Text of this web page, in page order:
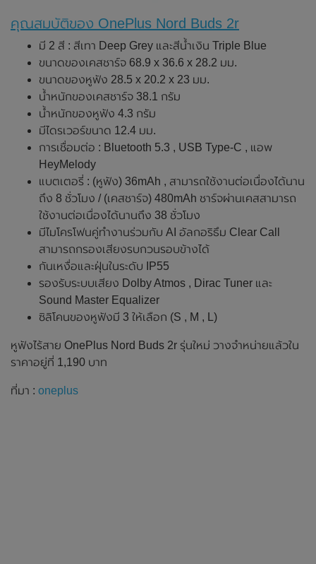
คุณสมบัติของ OnePlus Nord Buds 2r
มี 2 สี : สีเทา Deep Grey และสีน้ำเงิน Triple Blue
ขนาดของเคสชาร์จ 68.9 x 36.6 x 28.2 มม.
ขนาดของหูฟัง 28.5 x 20.2 x 23 มม.
น้ำหนักของเคสชาร์จ 38.1 กรัม
น้ำหนักของหูฟัง 4.3 กรัม
มีไดรเวอร์ขนาด 12.4 มม.
การเชื่อมต่อ : Bluetooth 5.3 , USB Type-C , แอพ
HeyMelody
แบตเตอรี่ : (หูฟัง) 36mAh , สามารถใช้งานต่อเนื่องได้นาน
ถึง 8 ชั่วโมง / (เคสชาร์จ) 480mAh ชาร์จผ่านเคสสามารถ
ใช้งานต่อเนื่องได้นานถึง 38 ชั่วโมง
มีไมโครโฟนคู่ทำงานร่วมกับ AI อัลกอริธึม Clear Call
สามารถกรองเสียงรบกวนรอบข้างได้
กันเหงื่อและฝุ่นในระดับ IP55
รองรับระบบเสียง Dolby Atmos , Dirac Tuner และ
Sound Master Equalizer
ซิลิโคนของหูฟังมี 3 ให้เลือก (S , M , L)
หูฟังไร้สาย OnePlus Nord Buds 2r รุ่นใหม่ วางจำหน่ายแล้วใน
ราคาอยู่ที่ 1,190 บาท
ที่มา : oneplus